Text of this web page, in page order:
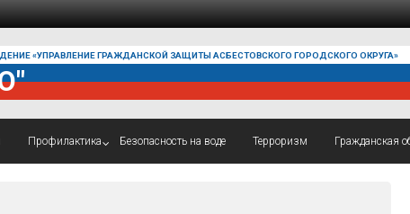
«УПРАВЛЕНИЕ ГРАЖДАНСКОЙ ЗАЩИТЫ АСБЕСТОВСКОГО ГОРОДСКОГО ОКРУГА»
Профилактика Безопасность на воде Терроризм Гражданская